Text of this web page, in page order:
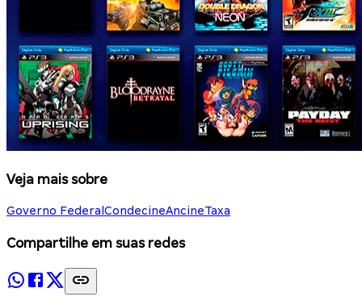
Veja mais sobre
Governo Federal CondecineAncineTaxa
Compartilhe em suas redes